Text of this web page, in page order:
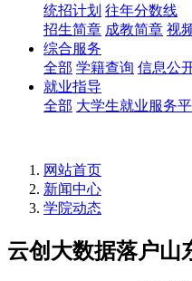
统招计划 往年分数线
招生简章 成教简章 视
综合服务
全部 学籍查询 信息公
就业指导
全部 大学生就业服务
网站首页
新闻中心
学院动态
云创大数据落户山